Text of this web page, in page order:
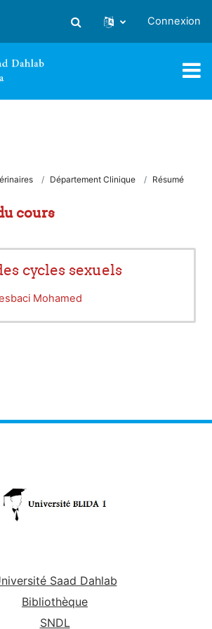
Activer/désactiver la saisie
Connexion
Département Clinique Résumé
cours
cycles sexuels
Mohamed
Saad Dahlab
Bibliothèque
SNDL